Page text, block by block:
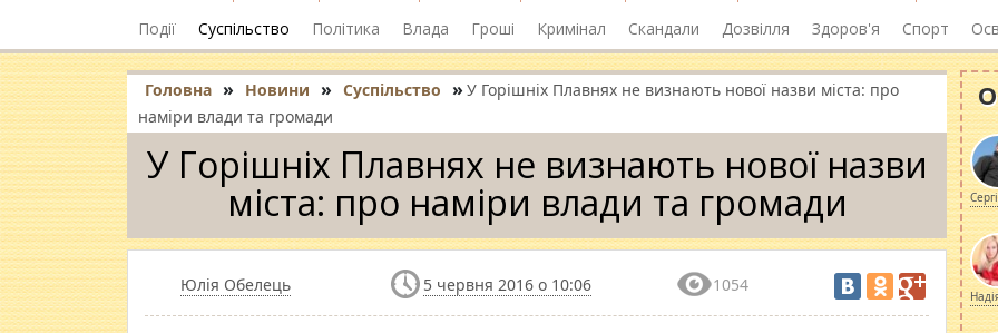
Події Суспільство Політика Влада Гроші Кримінал Скандали Дозвілля Здоров'я Спорт
Головна » Новини » Суспільство » У Горішніх Плавнях не визнають нової назви міста: про
наміри влади та громади
У Горішніх Плавнях не визнають нової назви
міста: про наміри влади та громади
Юлія Обелець 5 червня 2016 о 10:06 1054